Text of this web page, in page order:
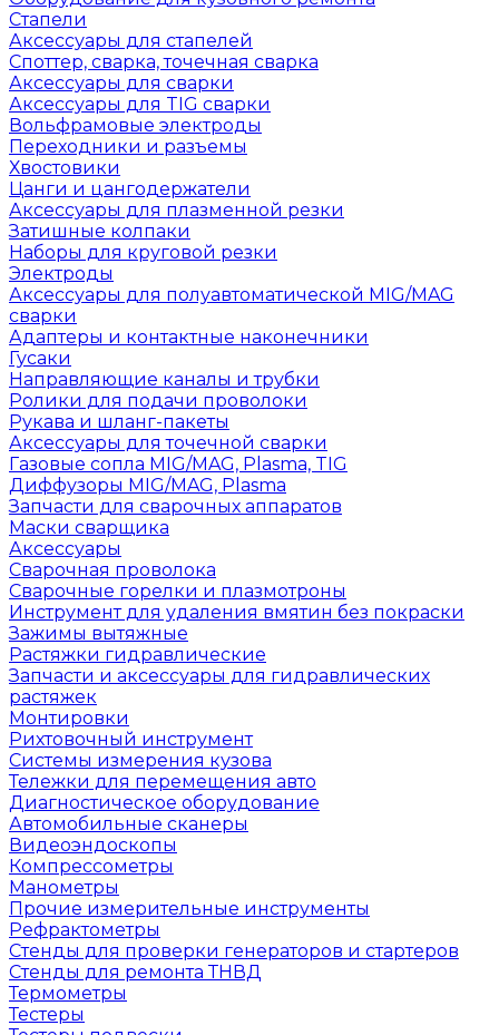
Стапели
Аксессуары для стапелей
Споттер, сварка, точечная сварка
Аксессуары для сварки
Аксессуары для TIG сварки
Вольфрамовые электроды
Переходники и разъемы
Хвостовики
Цанги и цангодержатели
Аксессуары для плазменной резки
Затишные колпаки
Наборы для круговой резки
Электроды
Аксессуары для полуавтоматической MIG/MAG
сварки
Адаптеры и контактные наконечники
Гусаки
Направляющие каналы и трубки
Ролики для подачи проволоки
Рукава и шланг-пакеты
Аксессуары для точечной сварки
Газовые сопла MIG/MAG, Plasma, TIG
Диффузоры MIG/MAG, Plasma
Запчасти для сварочных аппаратов
Маски сварщика
Аксессуары
Сварочная проволока
Сварочные горелки и плазмотроны
Инструмент для удаления вмятин без покраски
Зажимы вытяжные
Растяжки гидравлические
Запчасти и аксессуары для гидравлических
растяжек
Монтировки
Рихтовочный инструмент
Системы измерения кузова
Тележки для перемещения авто
Диагностическое оборудование
Автомобильные сканеры
Видеоэндоскопы
Компрессометры
Манометры
Прочие измерительные инструменты
Рефрактометры
Стенды для проверки генераторов и стартеров
Стенды для ремонта ТНВД
Термометры
Тестеры